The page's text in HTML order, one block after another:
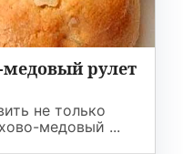
рулет
не только
медовый ...